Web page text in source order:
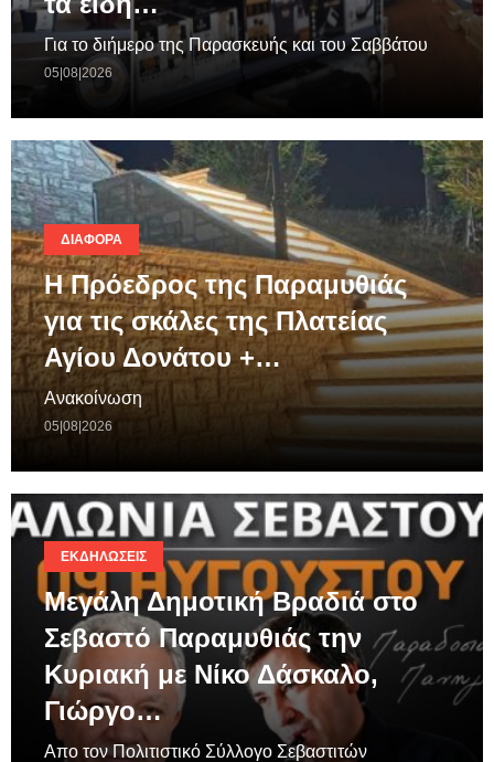
Για το διήμερο της Παρασκευής και του Σαββάτου
05|08|2026
ΔΙΆΦΟΡΑ
Η Πρόεδρος της Παραμυθιάς
για τις σκάλες της Πλατείας
Αγίου Δονάτου +…
Ανακοίνωση
05|08|2026
ΕΚΔΗΛΏΣΕΙΣ
Μεγάλη Δημοτική Βραδιά στο
Σεβαστό Παραμυθιάς την
Κυριακή με Νίκο Δάσκαλο,
Γιώργο…
Απο τον Πολιτιστικό Σύλλογο Σεβαστιτών